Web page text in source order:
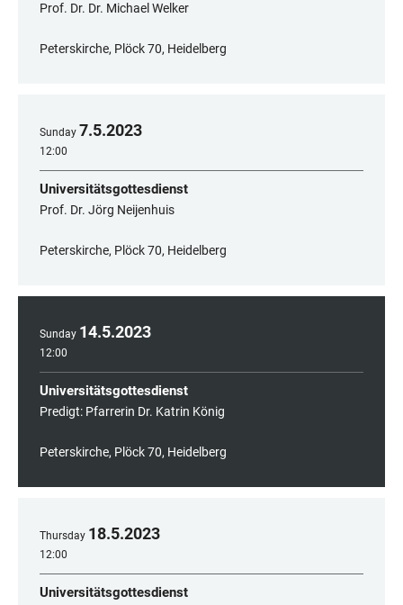
Prof. Dr. Dr. Michael Welker
Peterskirche, Plöck 70, Heidelberg
Sunday 7.5.2023
12:00
Universitätsgottesdienst
Prof. Dr. Jörg Neijenhuis
Peterskirche, Plöck 70, Heidelberg
Sunday 14.5.2023
12:00
Universitätsgottesdienst
Predigt: Pfarrerin Dr. Katrin König
Peterskirche, Plöck 70, Heidelberg
Thursday 18.5.2023
12:00
Universitätsgottesdienst